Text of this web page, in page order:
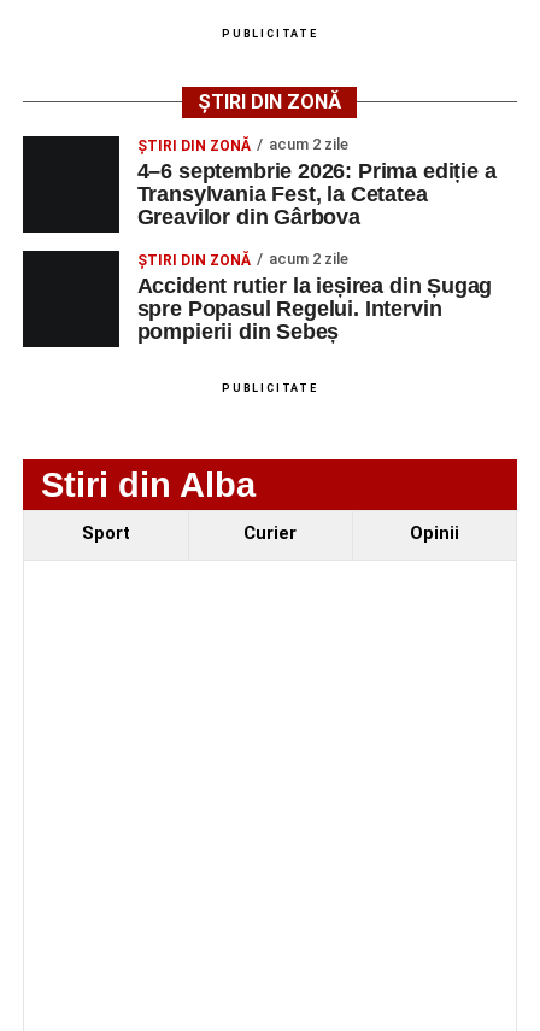
Ultimele știri din Sebeș
Investiție majoră în energie verde la Sebeș:
centrală solară de 67,4 MWp și baterii de 181 MWh
O nouă viață salvată de pompierii din Sebeș. Un
cățel a fost scos în siguranță de sub o stivă de
bușteni
spital după ce a fost lovită de o motocicletă pe
PUBLICITATE
ȘTIRI DIN ZONĂ
ȘTIRI DIN ZONĂ acum 2 zile
4–6 septembrie 2026: Prima ediție a
Transylvania Fest, la Cetatea
Greavilor din Gârbova
ȘTIRI DIN ZONĂ acum 2 zile
Accident rutier la ieșirea din Șugag
spre Popasul Regelui. Intervin
pompierii din Sebeș
PUBLICITATE
Stiri din Alba
Sport Curier Opinii